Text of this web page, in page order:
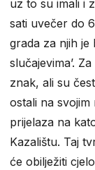
uz to su imali i
sati uvečer do
grada za njih je
slučajevima’.
znak, ali su
ostali na svojim
prijelaza na
Kazalištu. Taj
će obilježiti